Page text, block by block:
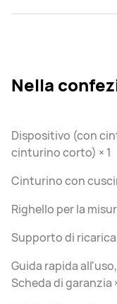
Nella
Dispositivo (con
cinturino corto) × 1
Cinturino con
Righello per la
Supporto di
Guida rapida
Scheda di garanzia